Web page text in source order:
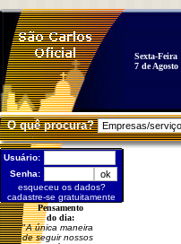
Sexta-Feira
7 de Agosto
O quê procura?
Usuário:
Senha:
esqueceu os dados?
cadastre-se gratuitamente
Pensamento
do dia:
"A única maneira
de seguir nossos